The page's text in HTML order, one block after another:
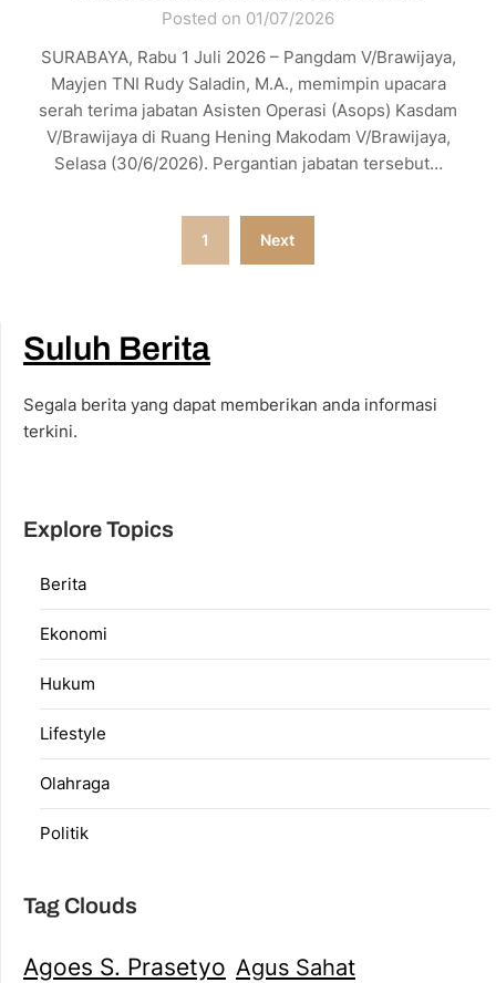
Posted on 01/07/2026
SURABAYA, Rabu 1 Juli 2026 – Pangdam V/Brawijaya,
Mayjen TNI Rudy Saladin, M.A., memimpin upacara
serah terima jabatan Asisten Operasi (Asops) Kasdam
V/Brawijaya di Ruang Hening Makodam V/Brawijaya,
Selasa (30/6/2026). Pergantian jabatan tersebut…
1 Next
Suluh Berita
Segala berita yang dapat memberikan anda informasi
terkini.
Explore Topics
Berita
Ekonomi
Hukum
Lifestyle
Olahraga
Politik
Tag Clouds
Agoes S. Prasetyo Agus Sahat